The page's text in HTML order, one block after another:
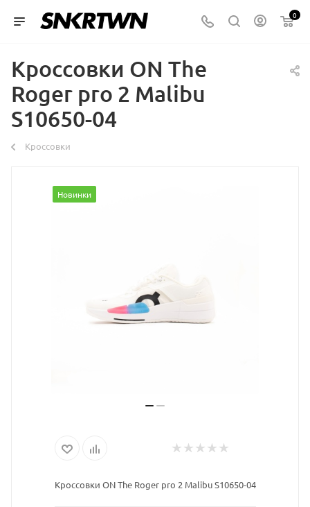
0
Кроссовки ON The
Roger pro 2 Malibu
S10650-04
Кроссовки
Новинки
Кроссовки ON The Roger pro 2 Malibu S10650-04